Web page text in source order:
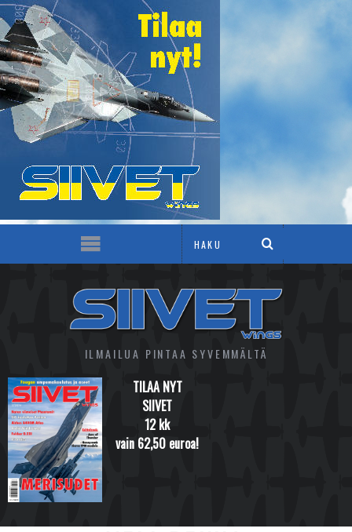
ILMAILUA PINTAA SYVEMMÄLTÄ
TILAA NYT
SIIVET
12 kk
vain 62,50 euroa!